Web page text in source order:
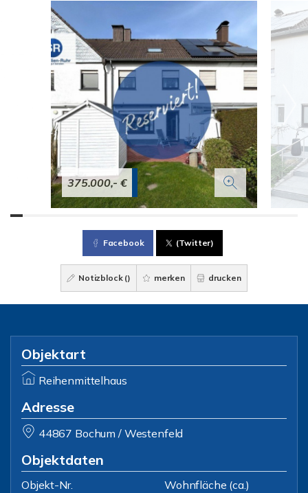
375.000,- €
Facebook (Twitter)
Notizblock () merken drucken
Objektart
Reihenmittelhaus
Adresse
44867 Bochum / Westenfeld
Objektdaten
Objekt-Nr.
Wohnfläche (ca.)